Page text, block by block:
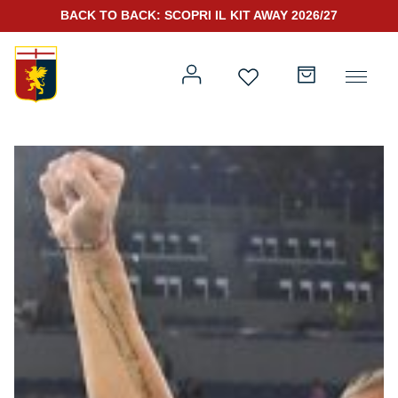
Prima squadra
Prima squadra
Genoa for Special
Kit Gara 2026/27
Training
Rappresentanza
Kit Gara 25/26
BACK TO BACK: SCOPRI IL KIT AWAY 2026/27